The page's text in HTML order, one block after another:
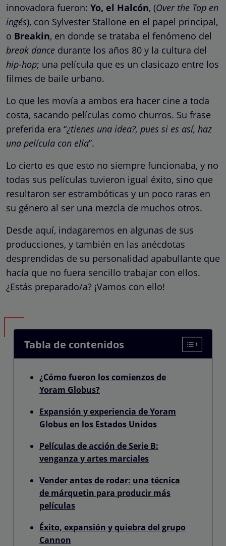
innovadora fueron: Yo, el Halcón, (Over the Top en
ingés), con Sylvester Stallone en el papel principal,
o Breakin, en donde se trataba el fenómeno del
break dance durante los años 80 y la cultura del
hip-hop; una película que es un clasicazo entre los
filmes de baile urbano.
Lo que les movía a ambos era hacer cine a toda
costa, sacando películas como churros. Su frase
preferida era “¿tienes una idea?, pues si es así, haz
una película con ella”.
Lo cierto es que esto no siempre funcionaba, y no
todas sus películas tuvieron igual éxito, sino que
resultaron ser estrambóticas y un poco raras en
su género al ser una mezcla de muchos otros.
Desde aquí, indagaremos en algunas de sus
producciones, y también en las anécdotas
desprendidas de su personalidad apabullante que
hacía que no fuera sencillo trabajar con ellos.
¿Estás preparado/a? ¡Vamos con ello!
Tabla de contenidos
¿Cómo fueron los comienzos de
Yoram Globus?
Expansión y experiencia de Yoram
Globus en los Estados Unidos
Películas de acción de Serie B:
venganza y artes marciales
Vender antes de rodar: una técnica
de márquetin para producir más
películas
Éxito, expansión y quiebra del grupo
Cannon